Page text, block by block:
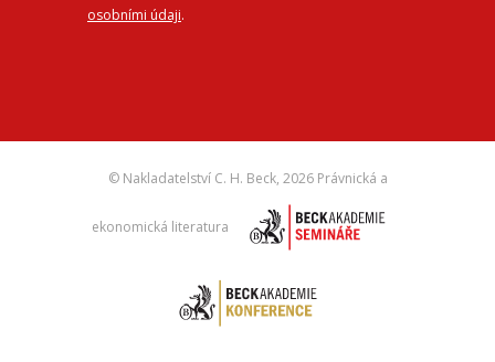
osobními údaji.
© Nakladatelství C. H. Beck, 2026 Právnická a
ekonomická literatura